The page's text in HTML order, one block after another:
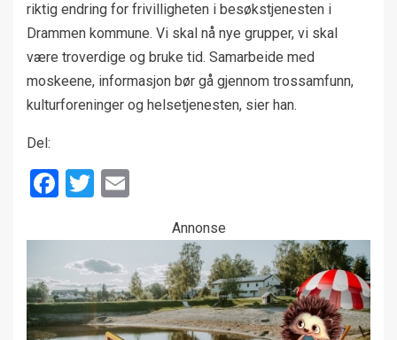
riktig endring for frivilligheten i besøkstjenesten i
Drammen kommune. Vi skal nå nye grupper, vi skal
være troverdige og bruke tid. Samarbeide med
moskeene, informasjon bør gå gjennom trossamfunn,
kulturforeninger og helsetjenesten, sier han.
Del:
Facebook
Twitter
Annonse